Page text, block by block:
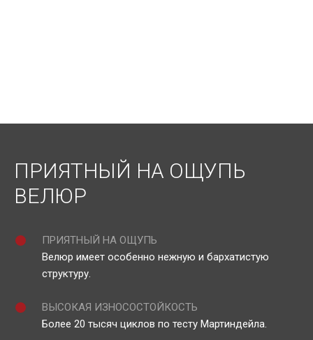
ПРИЯТНЫЙ НА ОЩУПЬ
ВЕЛЮР
ПРИЯТНЫЙ НА ОЩУПЬ
Велюр имеет особенно нежную и бархатистую
структуру.
ВЫСОКАЯ ИЗНОСОСТОЙКОСТЬ
Более 20 тысяч циклов по тесту Мартиндейла.